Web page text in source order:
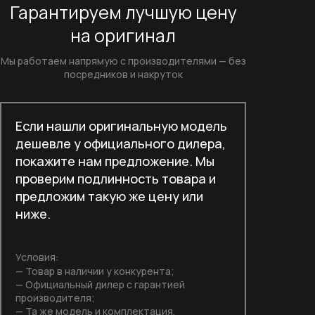
Вытяжки для кухни
Газовые варочные панели
Гладильные машины
Духовые шкафы
Духовые шкафы с функцией СВЧ
Духовые шкафы шириной 60 см
Духовые шкафы шириной 90 см
Комби-пароварки
Компактные духовые шкафы
Гарантируем лучшую цену
на оригинал
Мы работаем напрямую с производителями — без
посредников и накруток
Если нашли оригинальную модель
дешевле у официального дилера,
покажите нам предложение. Мы
проверим подлинность товара и
предложим такую же цену или
ниже.
Условия:
— Товар в наличии у конкурента;
— Официальный дилер с гарантией
производителя;
— Та же модель и комплектация.